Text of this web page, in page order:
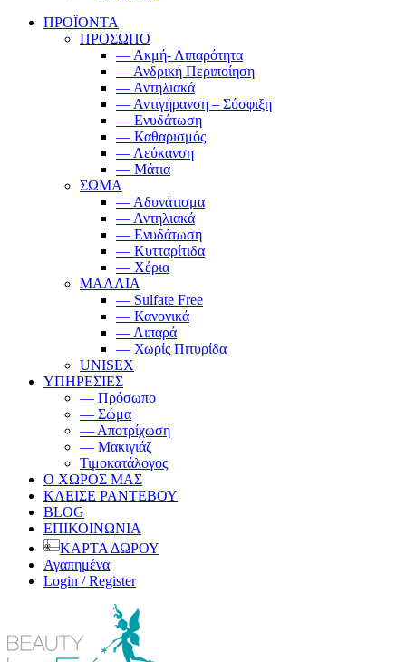
ΠΡΟΪΟΝΤΑ
ΠΡΟΣΩΠΟ
— Ακμή- Λιπαρότητα
— Ανδρική Περιποίηση
— Αντηλιακά
— Αντιγήρανση – Σύσφιξη
— Ενυδάτωση
— Καθαρισμός
— Λεύκανση
— Μάτια
ΣΩΜΑ
— Αδυνάτισμα
— Αντηλιακά
— Ενυδάτωση
— Κυτταρίτιδα
— Χέρια
ΜΑΛΛΙΑ
— Sulfate Free
— Κανονικά
— Λιπαρά
— Χωρίς Πιτυρίδα
UNISEX
ΥΠΗΡΕΣΙΕΣ
— Πρόσωπο
— Σώμα
— Αποτρίχωση
— Μακιγιάζ
Τιμοκατάλογος
Ο ΧΩΡΟΣ ΜΑΣ
ΚΛΕΙΣΕ ΡΑΝΤΕΒΟΥ
BLOG
ΕΠΙΚΟΙΝΩΝΙΑ
ΚΑΡΤΑ ΔΩΡΟΥ
Αγαπημένα
Login / Register